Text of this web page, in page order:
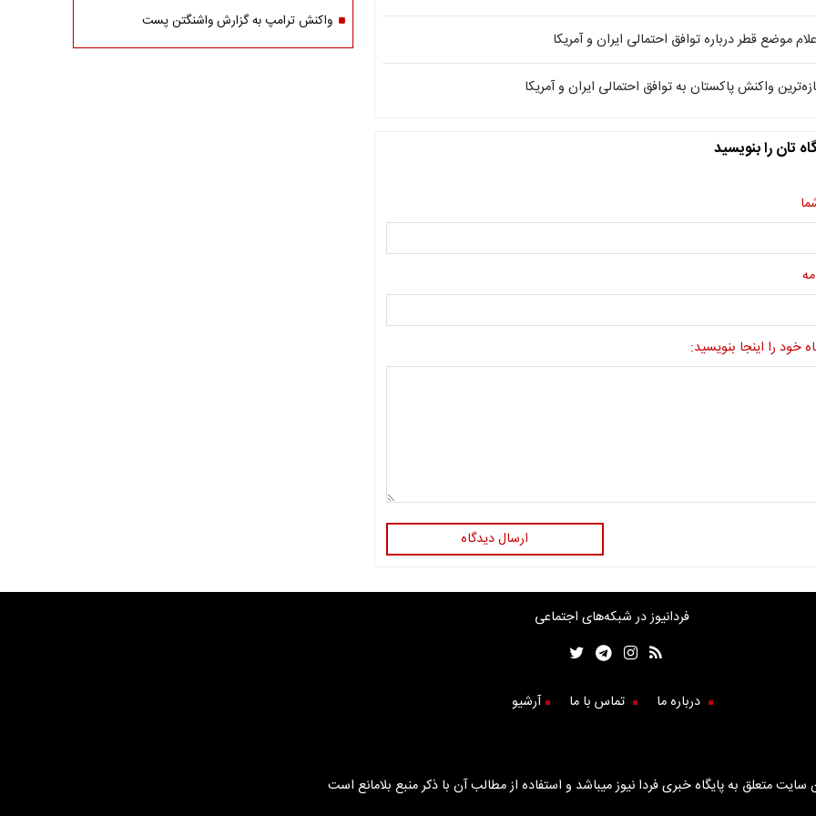
موضع قطر درباره توافق احتمالی ایران و آمریکا
واکنش پاکستان به توافق احتمالی ایران و آمریکا
تان را بنویسید
خود را اینجا بنویسید:
ارسال دیدگاه
واکنش ترامپ به گزارش واشنگتن پست
فردانیوز در شبکه‌های اجتماعی
درباره ما تماس با ما آرشیو
متعلق به پایگاه خبری فردا نیوز میباشد و استفاده از مطالب آن با ذکر منبع بلامانع است